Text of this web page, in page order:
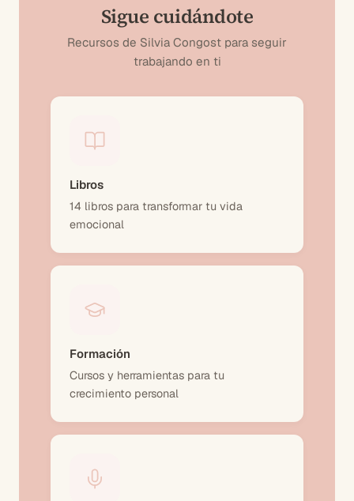
Sigue cuidándote
Recursos de Silvia Congost para seguir
trabajando en ti
Libros
14 libros para transformar tu vida
emocional
Formación
Cursos y herramientas para tu
crecimiento personal